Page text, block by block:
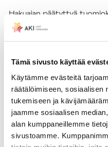
Tämä sivusto käyttää
Käytämme evästeitä
räätälöimiseen, sosiaalisen
tukemiseen ja
jaamme sosiaalisen
alan kumppaneillemme
sivustoamme.
Hakuajan päätyttyä
ja tutkii kelpoisuuden
virkaan sekä laatii
Lausunto on tulevan vaalin
Kun vaalitapa on välillinen
määrää vaalin valmistelijan.
esimerkiksi lääninrovasti tai
kappalainen toisesta
tehtävänä on huolehtia